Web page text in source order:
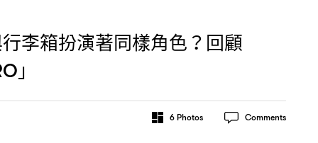
李箱扮演著同樣角色 ？ 回顧
」
6Photos Comments